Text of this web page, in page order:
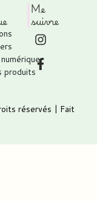
produits
Me
suivre
réservés | Fait